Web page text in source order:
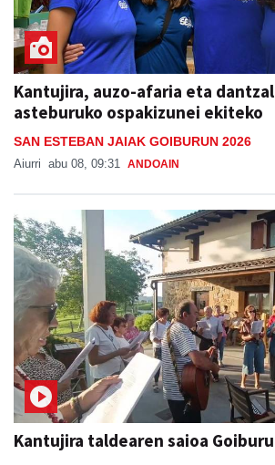
Kantujira, auzo-afaria eta
asteburuko ospakizunei ekiteko
SAN ESTEBAN JAIAK GOIBURUN 2026
Aiurri abu 08, 09:31 ANDOAIN
Kantujira taldearen saioa